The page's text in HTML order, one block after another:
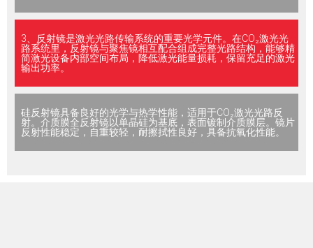
3、反射镜是激光光路传输系统的重要光学元件。在CO₂激光光
路系统里，反射镜与聚焦镜相互配合组成完整光路结构，能够精
简激光设备内部空间布局，降低激光能量损耗，保留充足的激光
输出功率。
硅反射镜具备良好的光学与热学性能，适用于CO₂激光光路反
射。介质膜全反射镜以单晶硅为基底，表面镀制介质膜层。镜片
反射性能稳定，自重较轻，耐擦拭性良好，具备抗氧化性能。